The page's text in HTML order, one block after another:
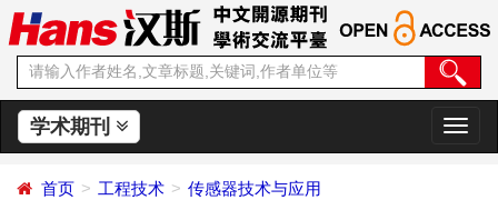
学术期刊
切
换
首页 工程技术
传感器技术与应用